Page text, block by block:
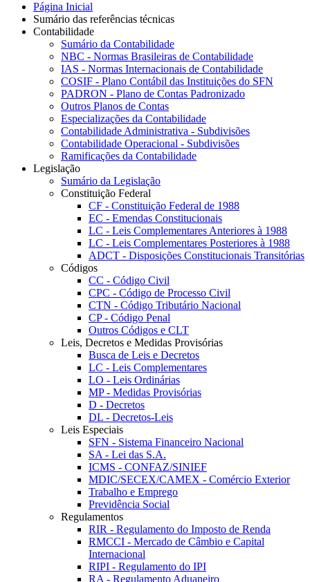
Página Inicial
Sumário das referências técnicas
Contabilidade
Sumário da Contabilidade
NBC - Normas Brasileiras de Contabilidade
IAS - Normas Internacionais de Contabilidade
COSIF - Plano Contábil das Instituições do SFN
PADRON - Plano de Contas Padronizado
Outros Planos de Contas
Especializações da Contabilidade
Contabilidade Administrativa - Subdivisões
Contabilidade Operacional - Subdivisões
Ramificações da Contabilidade
Legislação
Sumário da Legislação
Constituição Federal
CF - Constituição Federal de 1988
EC - Emendas Constitucionais
LC - Leis Complementares Anteriores à 1988
LC - Leis Complementares Posteriores à 1988
ADCT - Disposições Constitucionais Transitórias
Códigos
CC - Código Civil
CPC - Código de Processo Civil
CTN - Código Tributário Nacional
CP - Código Penal
Outros Códigos e CLT
Leis, Decretos e Medidas Provisórias
Busca de Leis e Decretos
LC - Leis Complementares
LO - Leis Ordinárias
MP - Medidas Provisórias
D - Decretos
DL - Decretos-Leis
Leis Especiais
SFN - Sistema Financeiro Nacional
SA - Lei das S.A.
ICMS - CONFAZ/SINIEF
MDIC/SECEX/CAMEX - Comércio Exterior
Trabalho e Emprego
Previdência Social
Regulamentos
RIR - Regulamento do Imposto de Renda
RMCCI - Mercado de Câmbio e Capital
Internacional
RIPI - Regulamento do IPI
RA - Regulamento Aduaneiro